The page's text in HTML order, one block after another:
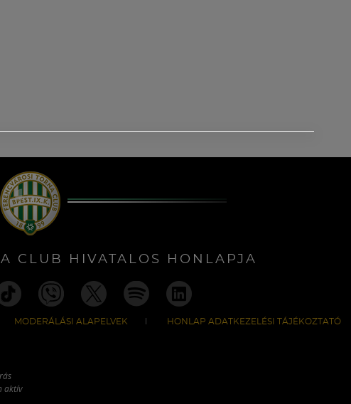
CLUB HIVATALOS HONLAPJA
MODERÁLÁSI ALAPELVEK HONLAP ADATKEZELÉSI TÁJÉKOZTATÓ
aktív